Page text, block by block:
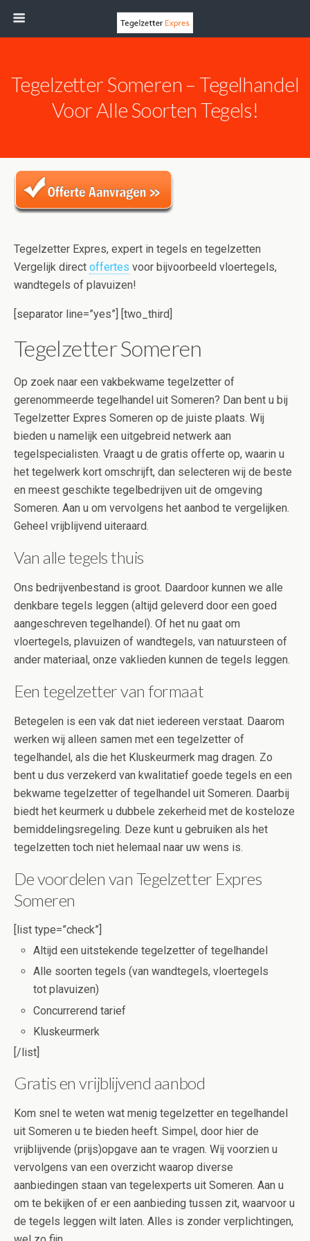
Tegelzetter Someren – Tegelhandel
Voor Alle Soorten Tegels!
Tegelzetter Expres, expert in tegels en tegelzetten
Vergelijk direct offertes voor bijvoorbeeld vloertegels,
wandtegels of plavuizen!
[separator line=”yes”] [two_third]
Tegelzetter Someren
Op zoek naar een vakbekwame tegelzetter of
gerenommeerde tegelhandel uit Someren? Dan bent u bij
Tegelzetter Expres Someren op de juiste plaats. Wij
bieden u namelijk een uitgebreid netwerk aan
tegelspecialisten. Vraagt u de gratis offerte op, waarin u
het tegelwerk kort omschrijft, dan selecteren wij de beste
en meest geschikte tegelbedrijven uit de omgeving
Someren. Aan u om vervolgens het aanbod te vergelijken.
Geheel vrijblijvend uiteraard.
Van alle tegels thuis
Ons bedrijvenbestand is groot. Daardoor kunnen we alle
denkbare tegels leggen (altijd geleverd door een goed
aangeschreven tegelhandel). Of het nu gaat om
vloertegels, plavuizen of wandtegels, van natuursteen of
ander materiaal, onze vaklieden kunnen de tegels leggen.
Een tegelzetter van formaat
Betegelen is een vak dat niet iedereen verstaat. Daarom
werken wij alleen samen met een tegelzetter of
tegelhandel, als die het Kluskeurmerk mag dragen. Zo
bent u dus verzekerd van kwalitatief goede tegels en een
bekwame tegelzetter of tegelhandel uit Someren. Daarbij
biedt het keurmerk u dubbele zekerheid met de kosteloze
bemiddelingsregeling. Deze kunt u gebruiken als het
tegelzetten toch niet helemaal naar uw wens is.
De voordelen van Tegelzetter Expres
Someren
[list type=”check”]
Altijd een uitstekende tegelzetter of tegelhandel
Alle soorten tegels (van wandtegels, vloertegels
tot plavuizen)
Concurrerend tarief
Kluskeurmerk
[/list]
Gratis en vrijblijvend aanbod
Kom snel te weten wat menig tegelzetter en tegelhandel
uit Someren u te bieden heeft. Simpel, door hier de
vrijblijvende (prijs)opgave aan te vragen. Wij voorzien u
vervolgens van een overzicht waarop diverse
aanbiedingen staan van tegelexperts uit Someren. Aan u
om te bekijken of er een aanbieding tussen zit, waarvoor u
de tegels leggen wilt laten. Alles is zonder verplichtingen,